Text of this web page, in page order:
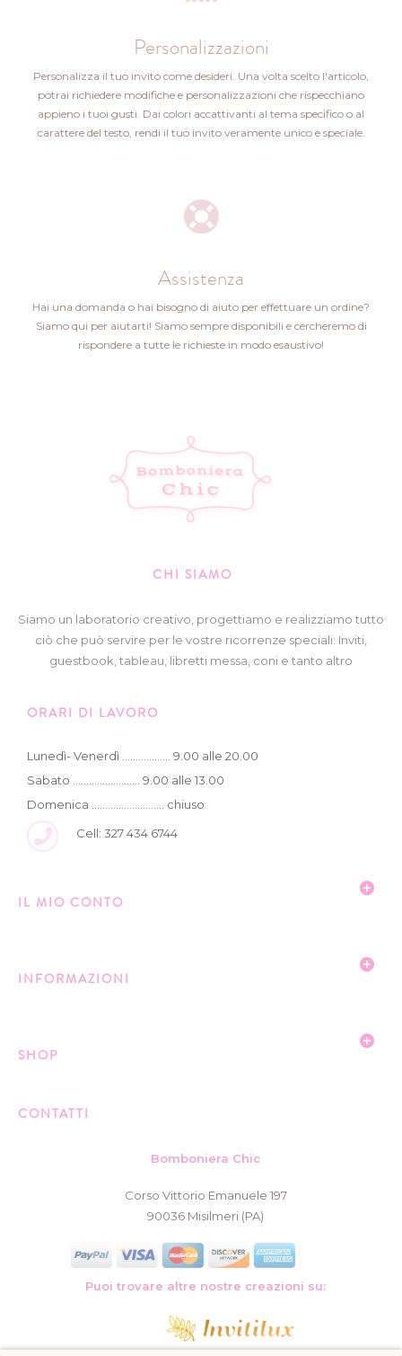
Personalizzazioni
Personalizza il tuo invito come desideri. Una volta scelto l'articolo,
potrai richiedere modifiche e personalizzazioni che rispecchiano
appieno i tuoi gusti. Dai colori accattivanti al tema specifico o al
carattere del testo, rendi il tuo invito veramente unico e speciale.
Assistenza
Hai una domanda o hai bisogno di aiuto per effettuare un ordine?
Siamo qui per aiutarti! Siamo sempre disponibili e cercheremo di
rispondere a tutte le richieste in modo esaustivo!
CHI SIAMO
Siamo un laboratorio creativo, progettiamo e realizziamo tutto
ciò che può servire per le vostre ricorrenze speciali: Inviti,
guestbook, tableau, libretti messa, coni e tanto altro
ORARI DI LAVORO
Lunedì- Venerdì .................. 9.00 alle 20.00
Sabato ......................... 9.00 alle 13.00
Domenica ........................... chiuso
Cell: 327 434 6744
IL MIO CONTO
INFORMAZIONI
SHOP
CONTATTI
Bomboniera Chic
Corso Vittorio Emanuele 197
90036 Misilmeri (PA)
Puoi trovare altre nostre creazioni su: